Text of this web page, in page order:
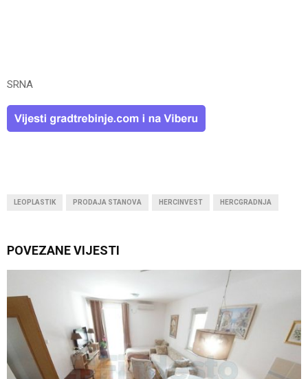
SRNA
LEOPLASTIK PRODAJA STANOVA HERCINVEST HERCGRADNJA
POVEZANE VIJESTI